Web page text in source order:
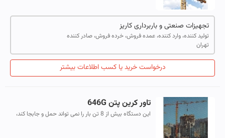
تجهیزات صنعتی و باربرداری کاریز
تولید کننده، وارد کننده، عمده فروش، خرده فروش، صادر کننده
تهران
درخواست خرید یا کسب اطلاعات بیشتر
تاور کرین پتن 646G
این دستگاه بیش از 8 تن بار را نمی تواند حمل و جابجا کند،